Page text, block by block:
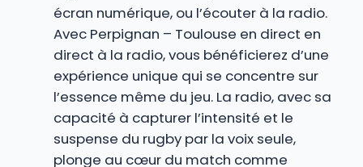
écran numérique, ou l’écouter à la radio.
Avec Perpignan – Toulouse en direct en
direct à la radio, vous bénéficierez d’une
expérience unique qui se concentre sur
l’essence même du jeu. La radio, avec sa
capacité à capturer l’intensité et le
suspense du rugby par la voix seule,
plonge au cœur du match comme